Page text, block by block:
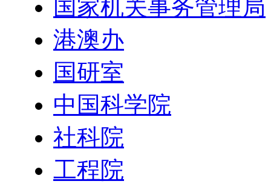
国家机关事务管理局
港澳办
国研室
中国科学院
社科院
工程院